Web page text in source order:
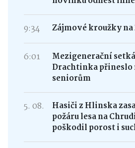
9:34 Zájmové kroužky na
6:01
Mezigenerační
Drachtinka přineslo
seniorům
5. 08.
Hasiči z Hlinska
požáru lesa na
poškodil porost i